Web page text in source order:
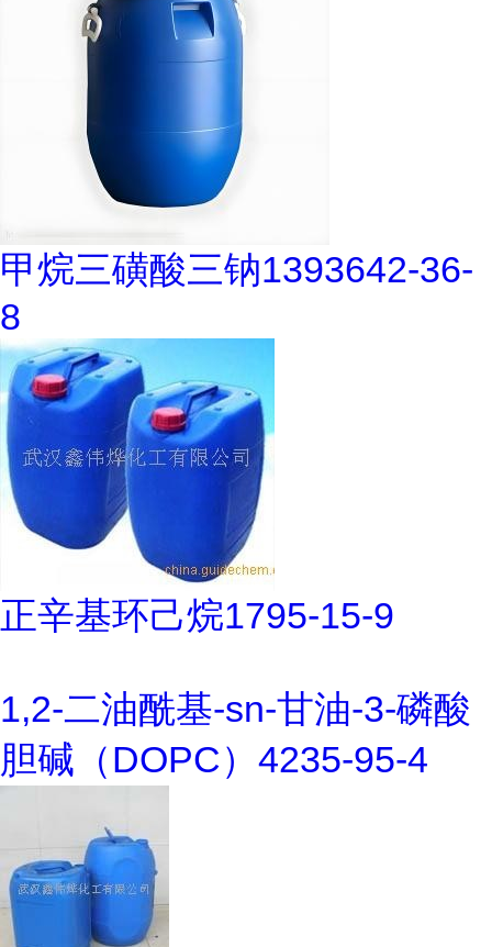
甲烷三磺酸三钠1393642-36-
8
正辛基环己烷1795-15-9
1,2-二油酰基-sn-甘油-3-磷酸
胆碱（DOPC）4235-95-4